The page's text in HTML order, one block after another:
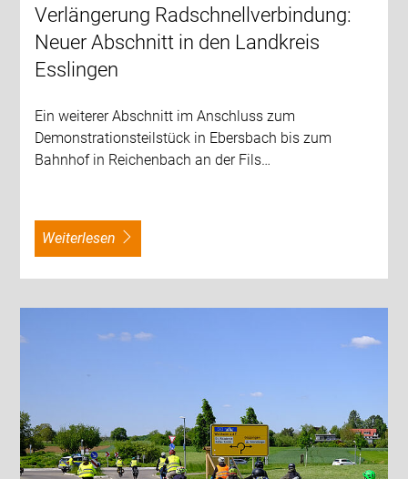
Verlängerung Radschnellverbindung:
Neuer Abschnitt in den Landkreis
Esslingen
Ein weiterer Abschnitt im Anschluss zum
Demonstrationsteilstück in Ebersbach bis zum
Bahnhof in Reichenbach an der Fils…
weiterlesen